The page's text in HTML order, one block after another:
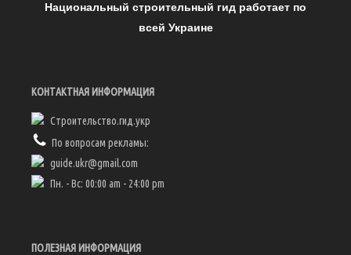
Национальный строительный гид работает по
всей Украине
КОНТАКТНАЯ ИНФОРМАЦИЯ
Строительство.гид.укр
По вопросам рекламы:
guide.ukr@gmail.com
Пн. - Вс: 00:00 am - 24:00 pm
ПОЛЕЗНАЯ ИНФОРМАЦИЯ